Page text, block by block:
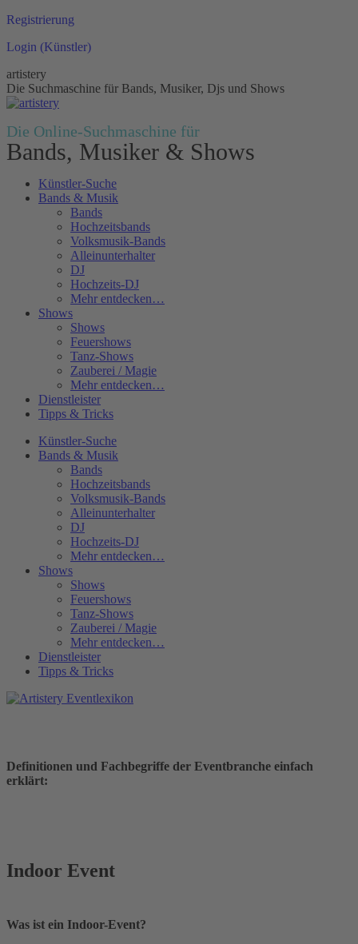
Zum
springen
Registrierung
Login (Künstler)
artistery
Die Suchmaschine für Bands, Musiker, Djs und Shows
Die Online-Suchmaschine für
Bands, Musiker & Shows
Künstler-Suche
Bands & Musik
Bands
Hochzeitsbands
Volksmusik-Bands
Alleinunterhalter
DJ
Hochzeits-DJ
Mehr entdecken…
Shows
Shows
Feuershows
Tanz-Shows
Zauberei / Magie
Mehr entdecken…
Dienstleister
Tipps & Tricks
Künstler-Suche
Bands & Musik
Bands
Hochzeitsbands
Volksmusik-Bands
Alleinunterhalter
DJ
Hochzeits-DJ
Mehr entdecken…
Shows
Shows
Feuershows
Tanz-Shows
Zauberei / Magie
Mehr entdecken…
Dienstleister
Tipps & Tricks
Definitionen und Fachbegriffe der Eventbranche einfach
erklärt:
Indoor Event
Was ist ein Indoor-Event?